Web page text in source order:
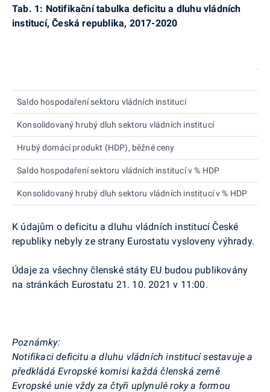
Tab. 1: Notifikační tabulka deficitu a dluhu vládních
institucí, Česká republika, 2017-2020
Saldo hospodaření sektoru vládních institucí
Konsolidovaný hrubý dluh sektoru vládních institucí
Hrubý domácí produkt (HDP), běžné ceny
Saldo hospodaření sektoru vládních institucí v % HDP
Konsolidovaný hrubý dluh sektoru vládních institucí v % HDP
K údajům o deficitu a dluhu vládních institucí České
republiky nebyly ze strany Eurostatu vysloveny výhrady.
Údaje za všechny členské státy EU budou publikovány
na stránkách Eurostatu 21. 10. 2021 v 11:00.
Poznámky:
Notifikaci deficitu a dluhu vládních institucí sestavuje a
předkládá Evropské komisi každá členská země
Evropské unie vždy za čtyři uplynulé roky a formou